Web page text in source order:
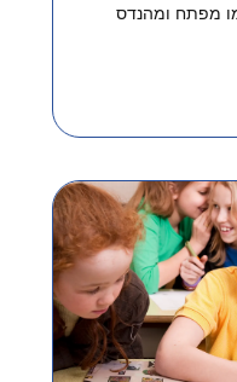
מפתח ומהנדס